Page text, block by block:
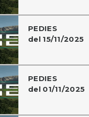
PEDIES
del 15/11/2025
PEDIES
del 01/11/2025